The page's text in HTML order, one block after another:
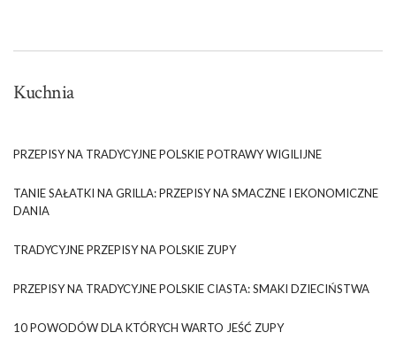
Kuchnia
PRZEPISY NA TRADYCYJNE POLSKIE POTRAWY WIGILIJNE
TANIE SAŁATKI NA GRILLA: PRZEPISY NA SMACZNE I EKONOMICZNE
DANIA
TRADYCYJNE PRZEPISY NA POLSKIE ZUPY
PRZEPISY NA TRADYCYJNE POLSKIE CIASTA: SMAKI DZIECIŃSTWA
10 POWODÓW DLA KTÓRYCH WARTO JEŚĆ ZUPY